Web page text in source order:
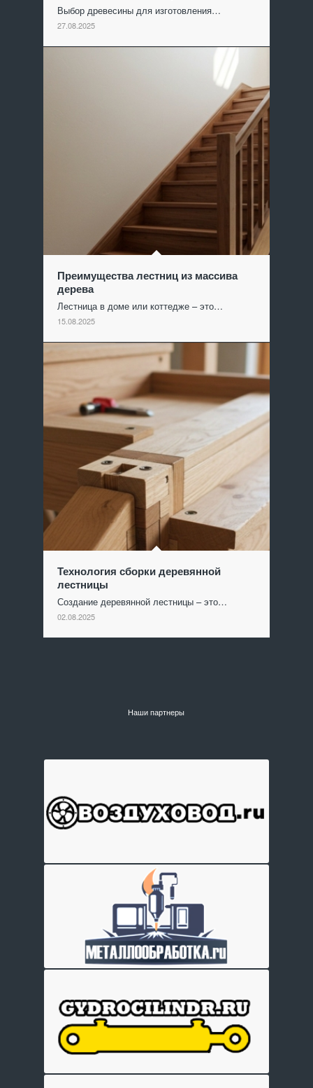
Выбор древесины для изготовления…
27.08.2025
Преимущества лестниц из массива
дерева
Лестница в доме или коттедже – это…
15.08.2025
Технология сборки деревянной
лестницы
Создание деревянной лестницы – это…
02.08.2025
Наши партнеры